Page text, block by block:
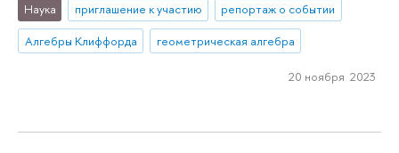
Наука приглашение к участию
репортаж о событии
Алгебры Клиффорда
геометрическая алгебра
20 ноября 2023